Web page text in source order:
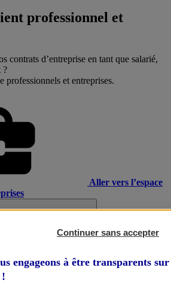
professionnel et
contrats d’entreprise en tant que salarié,
?
professionnels et entreprises.
Aller vers l’espace
Continuer sans accepter
engageons à être transparents
!